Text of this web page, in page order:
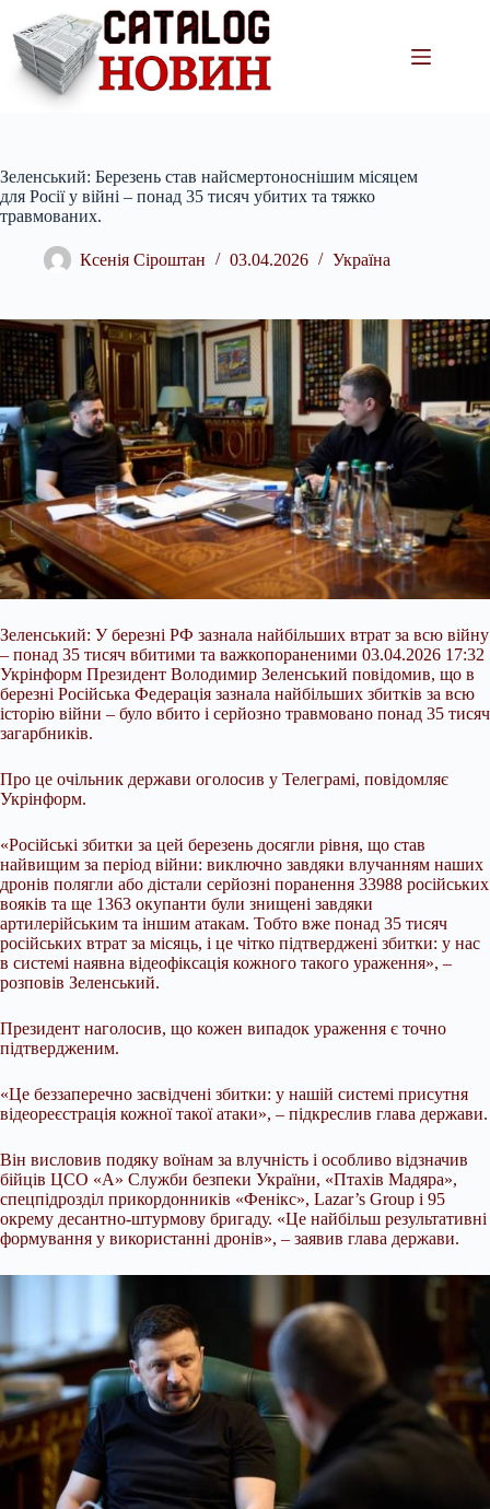
вмісту
Зеленський: Березень став найсмертоноснішим місяцем
для Росії у війні – понад 35 тисяч убитих та тяжко
травмованих.
Ксенія Сіроштан 03.04.2026 Україна
Зеленський: У березні РФ зазнала найбільших втрат за всю війну
– понад 35 тисяч вбитими та важкопораненими 03.04.2026 17:32
Укрінформ Президент Володимир Зеленський повідомив, що в
березні Російська Федерація зазнала найбільших збитків за всю
історію війни – було вбито і серйозно травмовано понад 35 тисяч
загарбників.
Про це очільник держави оголосив у Телеграмі, повідомляє
Укрінформ.
«Російські збитки за цей березень досягли рівня, що став
найвищим за період війни: виключно завдяки влучанням наших
дронів полягли або дістали серйозні поранення 33988 російських
вояків та ще 1363 окупанти були знищені завдяки
артилерійським та іншим атакам. Тобто вже понад 35 тисяч
російських втрат за місяць, і це чітко підтверджені збитки: у нас
в системі наявна відеофіксація кожного такого ураження», –
розповів Зеленський.
Президент наголосив, що кожен випадок ураження є точно
підтвердженим.
«Це беззаперечно засвідчені збитки: у нашій системі присутня
відеореєстрація кожної такої атаки», – підкреслив глава держави.
Він висловив подяку воїнам за влучність і особливо відзначив
бійців ЦСО «А» Служби безпеки України, «Птахів Мадяра»,
спецпідрозділ прикордонників «Фенікс», Lazar’s Group і 95
окрему десантно-штурмову бригаду. «Це найбільш результативні
формування у використанні дронів», – заявив глава держави.